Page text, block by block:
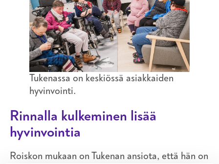
Tukenassa on keskiössä asiakkaiden
hyvinvointi.
Rinnalla kulkeminen lisää
hyvinvointia
Roiskon mukaan on Tukenan ansiota, että hän on